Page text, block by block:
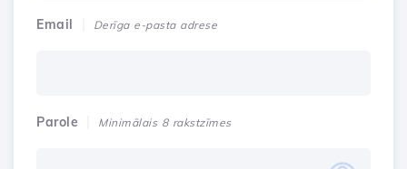
Email Derīga e-pasta adrese
Parole Minimālais 8 rakstzīmes